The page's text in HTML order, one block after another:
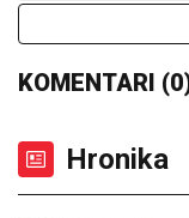
KOMENTARI
Hronika